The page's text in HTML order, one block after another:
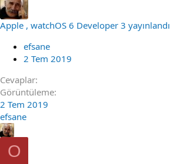
Apple , watchOS 6 Developer 3 yayınlandı
efsane
2 Tem 2019
Cevaplar
Görüntüleme
2 Tem 2019
efsane
O